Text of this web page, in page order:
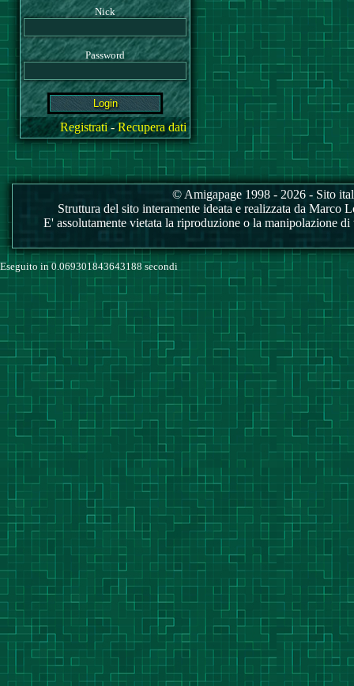
Nick
Password
Registrati-Recupera dati
© Amigapage 1998 - 2026 - Sito
Struttura del sito interamente ideata e realizzata da
E' assolutamente vietata la riproduzione o la manipolazione
Eseguito in 0.069301843643188 secondi